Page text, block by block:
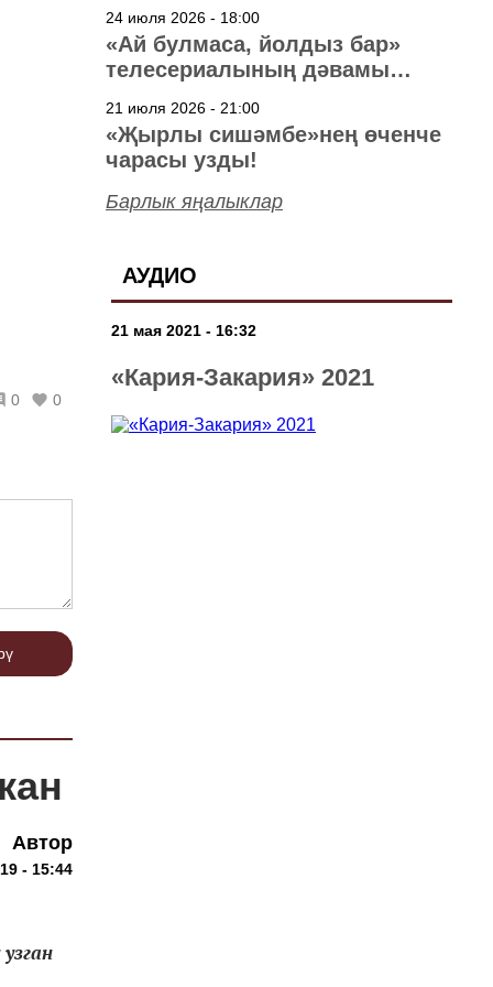
0 0
Автор
- 15:44
24 июля 2026 - 18:00
«Ай булмаса, йолдыз бар»
телесериалының дәвамы
21 июля 2026 - 21:00
«Җырлы сишәмбе»нең өченче
чарасы узды!
Барлык яңалыклар
АУДИО
21 мая 2021 - 16:32
«Кария-Закария» 2021